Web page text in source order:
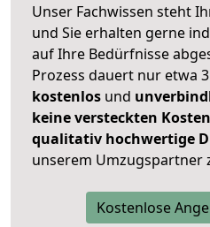
Unser Fachwissen steht
und Sie erhalten gerne
auf Ihre Bedürfnisse
Prozess dauert nur etwa
kostenlos und
keine versteckten Kosten
qualitativ hochwertige
unserem Umzugspartner
Kostenlose